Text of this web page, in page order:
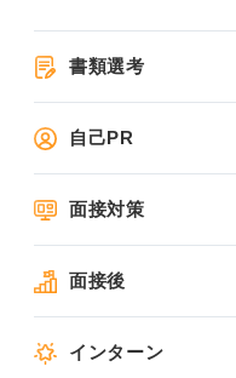
書類選考
自己PR
面接対策
面接後
インターン